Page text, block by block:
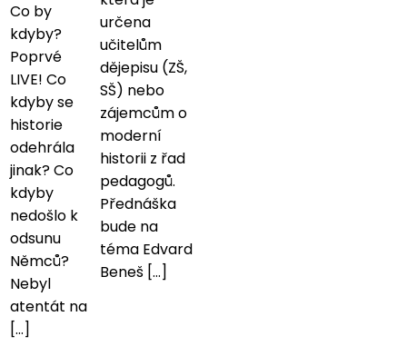
Co by
kdyby?
Poprvé
LIVE! Co
kdyby se
historie
odehrála
jinak? Co
kdyby
nedošlo k
odsunu
Němců?
Nebyl
atentát na
[…]
určena
učitelům
dějepisu (ZŠ,
SŠ) nebo
zájemcům o
moderní
historii z řad
pedagogů.
Přednáška
bude na
téma Edvard
Beneš […]